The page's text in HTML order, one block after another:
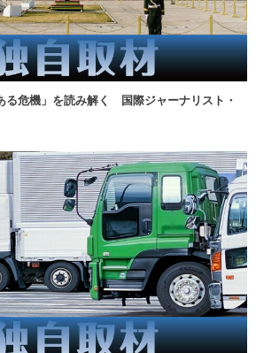
る危機」を読み解く 国際ジャーナリスト・